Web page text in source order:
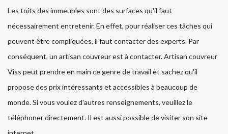
Les toits des immeubles sont des surfaces qu'il faut
nécessairement entretenir. En effet, pour réaliser ces tâches qui
peuvent être compliquées, il faut contacter des experts. Par
conséquent, un artisan couvreur est à contacter. Artisan couvreur
Viss peut prendre en main ce genre de travail et sachez qu'il
propose des prix intéressants et accessibles à beaucoup de
monde. Si vous voulez d'autres renseignements, veuillez le
téléphoner directement. Il est aussi possible de visiter son site